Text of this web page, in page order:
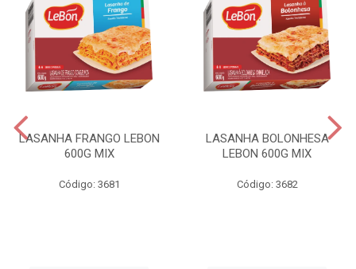
LASANHA FRANGO LEBON
600G MIX
Código: 3681
LASANHA BOLONHESA
LEBON 600G MIX
Código: 3682